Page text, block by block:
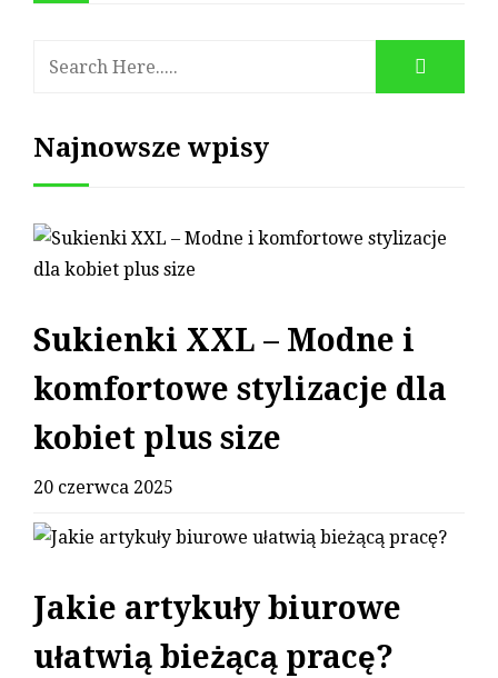
Najnowsze wpisy
Sukienki XXL – Modne i
komfortowe stylizacje dla
kobiet plus size
20 czerwca 2025
Jakie artykuły biurowe
ułatwią bieżącą pracę?